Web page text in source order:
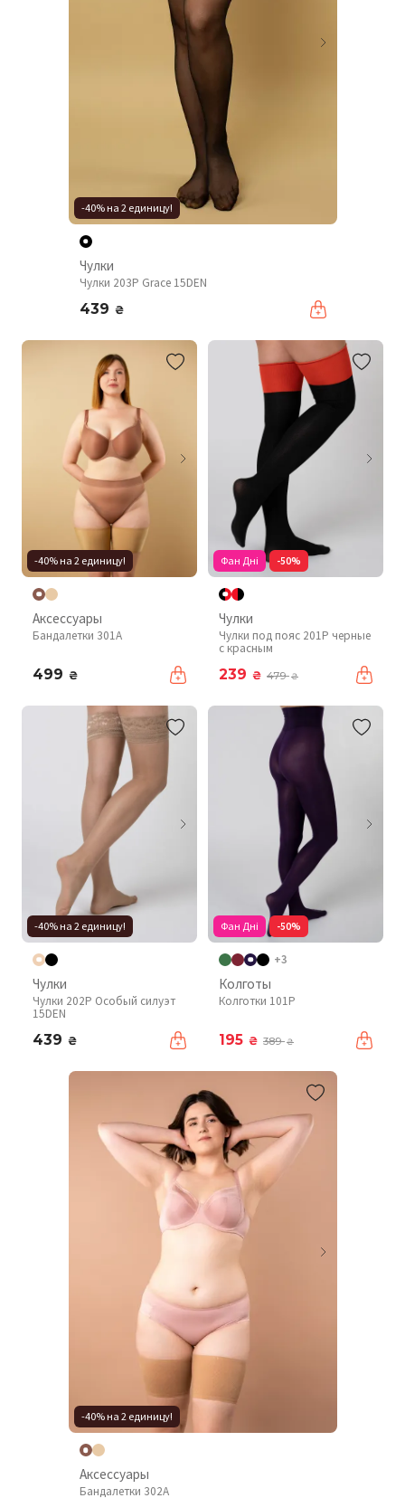
-40% на 2 единицу!
Чулки
Чулки 203P Grace 15DEN
439 ₴
-40% на 2 единицу!
Аксессуары
Бандалетки 301A
499 ₴
Фан Дні -50%
Чулки
Чулки под пояс 201P черные
с красным
239 ₴ 479₴
-40% на 2 единицу!
Чулки
Чулки 202P Особый силуэт
15DEN
439 ₴
Фан Дні -50%
+3
Колготы
Колготки 101P
195 ₴ 389₴
-40% на 2 единицу!
Аксессуары
Бандалетки 302A